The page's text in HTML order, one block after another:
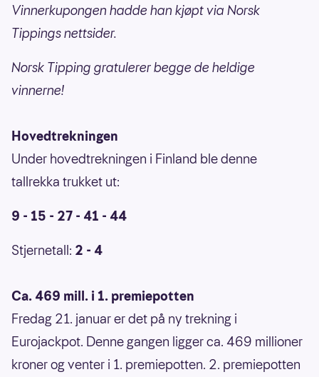
Vinnerkupongen hadde han kjøpt via Norsk
Tippings nettsider.
Norsk Tipping gratulerer begge de heldige
vinnerne!
Hovedtrekningen
Under hovedtrekningen i Finland ble denne
tallrekka trukket ut:
9 - 15 - 27 - 41 - 44
Stjernetall: 2 - 4
Ca. 469 mill. i 1. premiepotten
Fredag 21. januar er det på ny trekning i
Eurojackpot. Denne gangen ligger ca. 469 millioner
kroner og venter i 1. premiepotten. 2. premiepotten